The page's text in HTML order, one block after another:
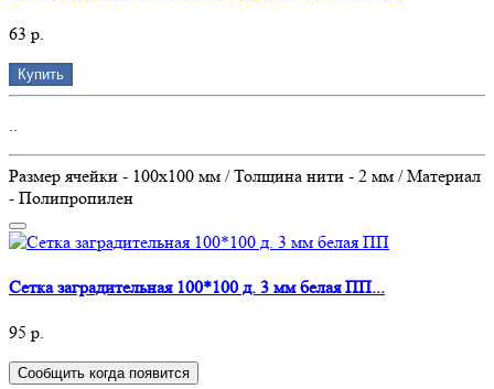
63 р.
Купить
..
Размер ячейки - 100х100 мм / Толщина нити - 2 мм / Материал
- Полипропилен
Сетка заградительная 100*100 д. 3 мм белая ПП...
95 р.
Сообщить когда появится